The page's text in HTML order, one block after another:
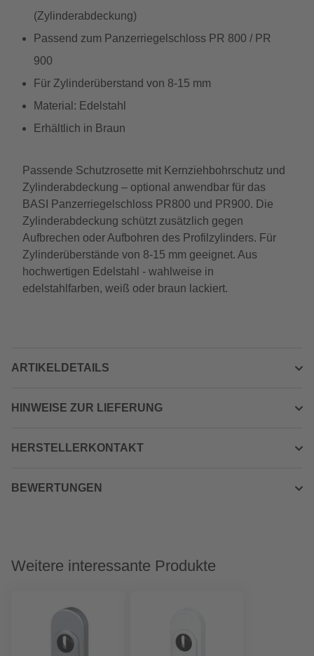
(Zylinderabdeckung)
Passend zum Panzerriegelschloss PR 800 / PR
900
Für Zylinderüberstand von 8-15 mm
Material: Edelstahl
Erhältlich in Braun
Passende Schutzrosette mit Kernziehbohrschutz und
Zylinderabdeckung – optional anwendbar für das
BASI Panzerriegelschloss PR800 und PR900. Die
Zylinderabdeckung schützt zusätzlich gegen
Aufbrechen oder Aufbohren des Profilzylinders. Für
Zylinderüberstände von 8-15 mm geeignet. Aus
hochwertigen Edelstahl - wahlweise in
edelstahlfarben, weiß oder braun lackiert.
ARTIKELDETAILS
HINWEISE ZUR LIEFERUNG
HERSTELLERKONTAKT
BEWERTUNGEN
Weitere interessante Produkte